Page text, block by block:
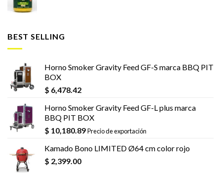
BEST SELLING
Horno Smoker Gravity Feed GF-S marca BBQ PIT
BOX
$ 6,478.42
Horno Smoker Gravity Feed GF-L plus marca
BBQ PIT BOX
$ 10,180.89Precio de exportación
Kamado Bono LIMITED Ø64 cm color rojo
$ 2,399.00